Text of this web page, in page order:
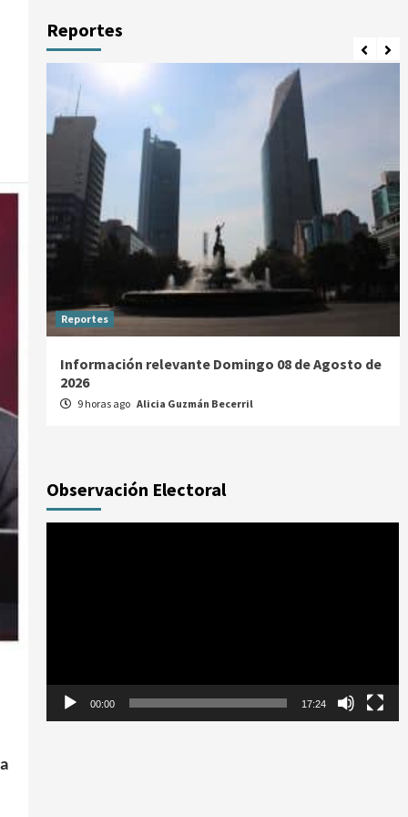
Reportes
Reportes
Información relevante Domingo 08 de Agosto de
2026
9 horas ago Alicia Guzmán Becerril
Observación Electoral
00:00 17:24